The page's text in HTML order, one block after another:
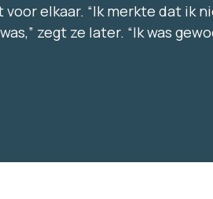
voor elkaar. “Ik merkte dat ik
was,” zegt ze later. “Ik was